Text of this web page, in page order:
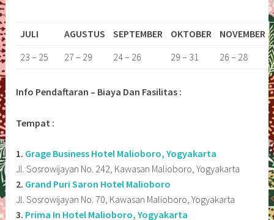
JULI AGUSTUS SEPTEMBER OKTOBER NOVEMBER
23 – 25
27 – 29 24 – 26 29 – 31 26 – 28
Info Pendaftaran – Biaya Dan Fasilitas :
Tempat :
1. Grage Business Hotel Malioboro, Yogyakarta
Jl. Sosrowijayan No. 242, Kawasan Malioboro, Yogyakarta
2. Grand Puri Saron Hotel Malioboro
Jl. Sosrowijayan No. 70, Kawasan Malioboro, Yogyakarta
3. Prima In Hotel Malioboro, Yogyakarta